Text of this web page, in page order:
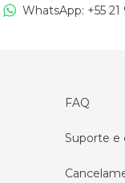
WhatsApp: +55
FAQ
Suporte e